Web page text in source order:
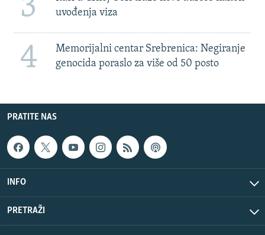
3
uvođenja viza
4
Memorijalni centar Srebrenica: Negiranje
genocida poraslo za više od 50 posto
PRATITE NAS
INFO
PRETRAŽI